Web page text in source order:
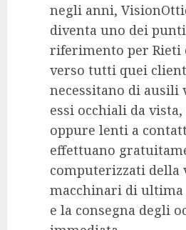
negli anni,
diventa uno dei
riferimento per Rieti
verso tutti quei
necessitano di ausili
essi occhiali da vista,
oppure lenti a
effettuano
computerizzati della
macchinari di ultima
e la consegna degli